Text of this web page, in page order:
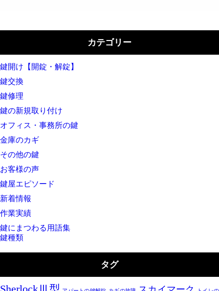
カテゴリー
鍵開け【開錠・解錠】
鍵交換
鍵修理
鍵の新規取り付け
オフィス・事務所の鍵
金庫のカギ
その他の鍵
お客様の声
鍵屋エピソード
新着情報
作業実績
鍵にまつわる用語集
鍵種類
タグ